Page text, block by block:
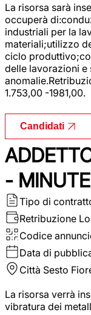
La risorsa sarà
occuperà
industriali per la
materiali;utilizzo
ciclo
delle lavorazioni e
1.753,00 -1981,00.
Candidati
-
Tipo di
Retribuzione
Codice
Data di
Città Sesto
La risorsa verrà
vibratura dei